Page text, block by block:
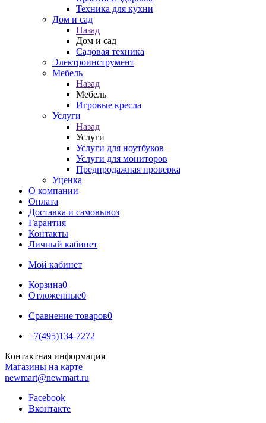
Техника для кухни
Дом и сад
Назад
Дом и сад
Садовая техника
Электроинструмент
Мебель
Назад
Мебель
Игровые кресла
Услуги
Назад
Услуги
Услуги для ноутбуков
Услуги для мониторов
Предпродажная проверка
Уценка
О компании
Оплата
Доставка и самовывоз
Гарантия
Контакты
Личный кабинет
Мой кабинет
Корзина0
Отложенные0
Сравнение товаров0
+7(495)134-7272
Контактная информация
Магазины на карте
newmart@newmart.ru
Facebook
Вконтакте